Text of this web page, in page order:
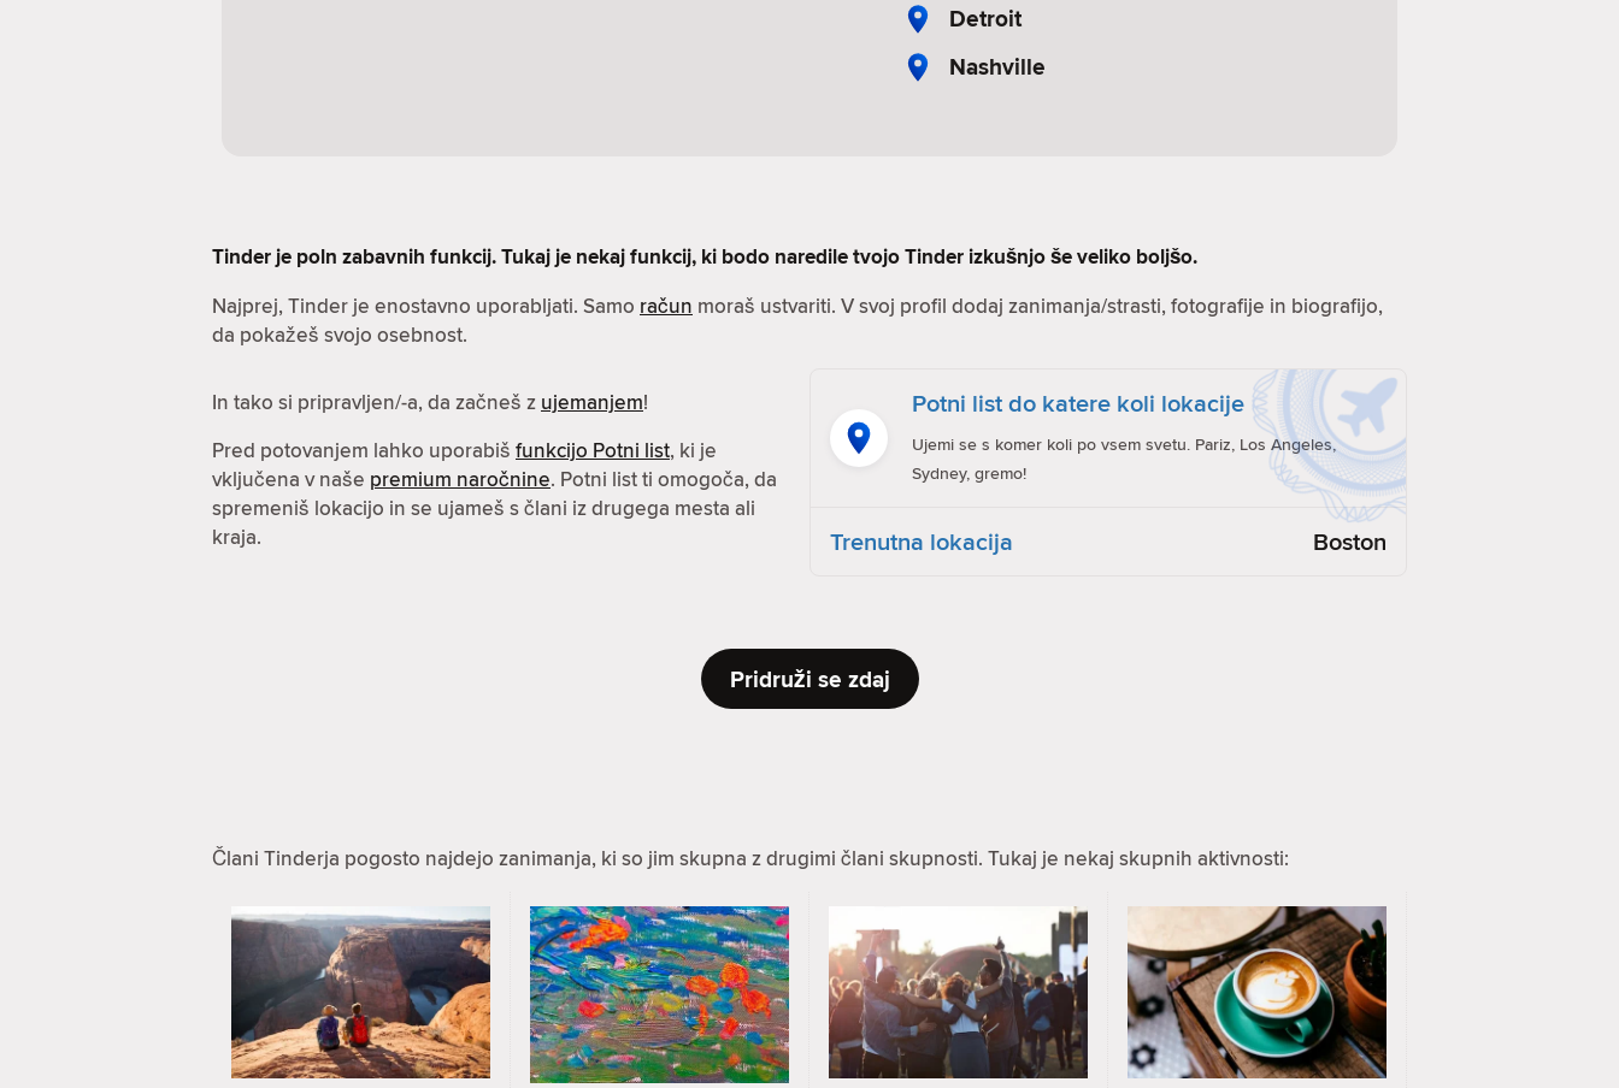
Detroit
Nashville
Tinder je poln zabavnih funkcij. Tukaj je nekaj funkcij, ki bodo naredile tvojo Tinder izkušnjo še veliko boljšo.
Najprej, Tinder je enostavno uporabljati. Samo račun moraš ustvariti. V svoj profil dodaj zanimanja/strasti, fotografije in biografijo,
da pokažeš svojo osebnost.
In tako si pripravljen/-a, da začneš z ujemanjem!
Pred potovanjem lahko uporabiš funkcijo Potni list, ki je
vključena v naše premium naročnine. Potni list ti omogoča, da
spremeniš lokacijo in se ujameš s člani iz drugega mesta ali
kraja.
Potni list do katere koli lokacije
Ujemi se s komer koli po vsem svetu. Pariz, Los Angeles,
Sydney, gremo!
Trenutna lokacija Boston
Pridruži se zdaj
Člani Tinderja pogosto najdejo zanimanja, ki so jim skupna z drugimi člani skupnosti. Tukaj je nekaj skupnih aktivnosti: